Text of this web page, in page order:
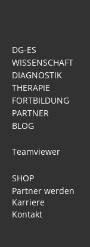
DG-ES
WISSENSCHAFT
DIAGNOSTIK
THERAPIE
FORTBILDUNG
PARTNER
BLOG
Teamviewer
SHOP
Partner werden
Karriere
Kontakt